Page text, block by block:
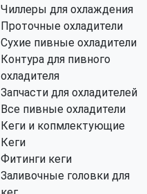
Чиллеры для охлаждения
Проточные охладители
Сухие пивные охладители
Контура для пивного
охладителя
Запчасти для охладителей
Все пивные охладители
Кеги и копмлектующие
Кеги
Фитинги кеги
Заливочные головки для